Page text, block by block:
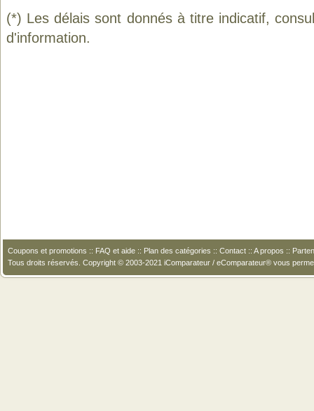
(*) Les délais sont donnés à titre indicatif,
d'information.
Coupons et promotions :: FAQ et aide :: Plan des catégories :: Contact :: A propos ::
Tous droits réservés. Copyright © 2003-2021 iComparateur / eComparateur® vous